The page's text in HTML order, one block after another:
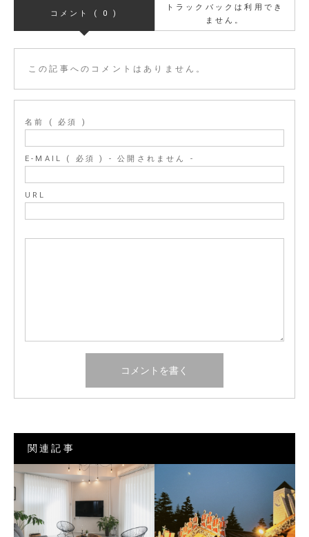
コメント ( 0 )
トラックバックは利用でき
ません。
この記事へのコメントはありません。
名前 ( 必須 )
E-MAIL ( 必須 ) - 公開されません -
URL
関連記事